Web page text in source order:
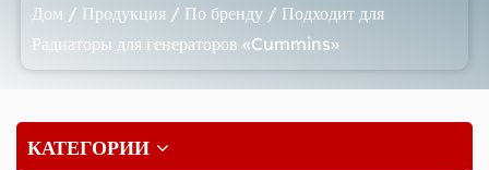
Дом / Продукция / По бренду / Подходит для
Радиаторы для генераторов «Cummins»
КАТЕГОРИИ